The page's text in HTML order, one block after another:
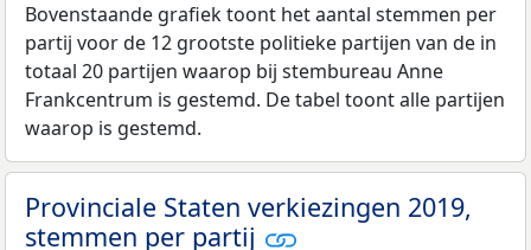
Bovenstaande grafiek toont het aantal stemmen per
partij voor de 12 grootste politieke partijen van de in
totaal 20 partijen waarop bij stembureau Anne
Frankcentrum is gestemd. De tabel toont alle partijen
waarop is gestemd.
Provinciale Staten verkiezingen 2019,
stemmen per partij